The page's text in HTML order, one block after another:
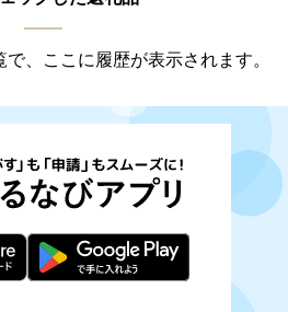
、ここに履歴が表示されます。